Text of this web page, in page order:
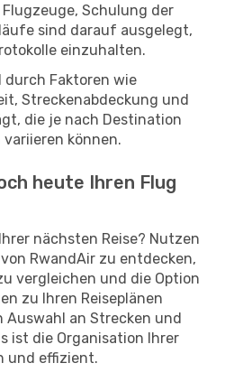
Schulung der
sind darauf ausgelegt,
einzuhalten.
durch Faktoren wie
Streckenabdeckung und
die je nach Destination
können.
heute Ihren Flug
nächsten Reise? Nutzen
RwandAir zu entdecken,
vergleichen und die Option
zu Ihren Reiseplänen
Auswahl an Strecken und
ist die Organisation Ihrer
und effizient.